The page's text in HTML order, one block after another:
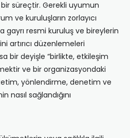
süreçtir. Gerekli uyumun
ve kuruluşların zorlayıcı
gayrı resmi kuruluş ve bireylerin
artırıcı düzenlemeleri
bir deyişle “birlikte, etkileşim
ve bir organizasyondaki
yönlendirme, denetim ve
nasıl sağlandığını